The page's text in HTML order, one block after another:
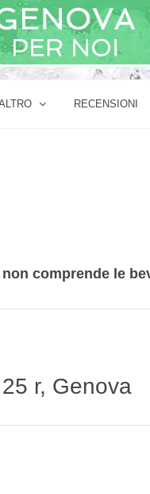
RECENSIONI
comprende le
r, Genova